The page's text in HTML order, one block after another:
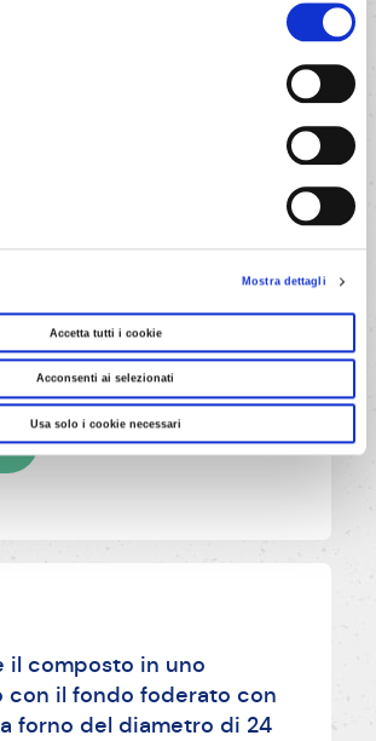
Mostra dettagli
Accetta tutti i cookie
Acconsenti ai selezionati
Usa solo i cookie necessari
ruotando la terrina e
in modo che la neve
il composto in uno
con il fondo foderato con
forno del diametro di 24